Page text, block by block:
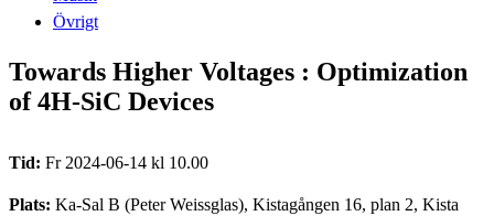
Övrigt
Towards Higher Voltages : Optimization
of 4H-SiC Devices
Tid: Fr 2024-06-14 kl 10.00
Plats: Ka-Sal B (Peter Weissglas), Kistagången 16, plan 2, Kista